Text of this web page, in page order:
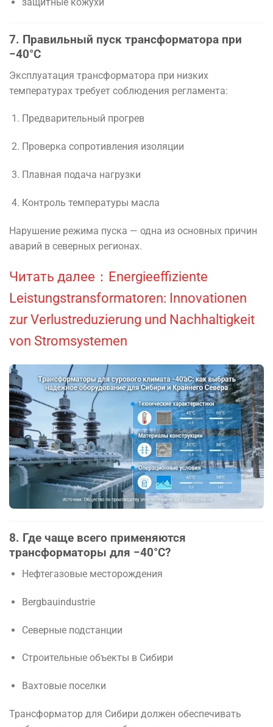
7. Правильный пуск трансформатора при
−40°C
Эксплуатация трансформатора при низких
температурах требует соблюдения регламента:
Предварительный прогрев
Проверка сопротивления изоляции
Плавная подача нагрузки
Контроль температуры масла
Нарушение режима пуска — одна из основных причин
аварий в северных регионах.
Читать далее：Energieeffiziente
Leistungstransformatoren: Innovationen
zur Verlustreduzierung und Nachhaltigkeit
von Stromsystemen
8. Где чаще всего применяются
трансформаторы для −40°C?
Нефтегазовые месторождения
Bergbauindustrie
Северные подстанции
Строительные объекты в Сибири
Вахтовые поселки
Трансформатор для Сибири должен обеспечивать